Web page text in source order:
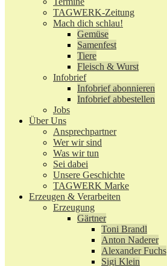
TAGWERK-Zeitung
Mach dich schlau!
Gemüse
Samenfest
Tiere
Fleisch & Wurst
Infobrief
Infobrief abonnieren
Infobrief abbestellen
Jobs
Über Uns
Ansprechpartner
Wer wir sind
Was wir tun
Sei dabei
Unsere Geschichte
TAGWERK Marke
Erzeugen & Verarbeiten
Erzeugung
Gärtner
Toni Brandl
Anton Naderer
Alexander Fuchs
Sigi Klein